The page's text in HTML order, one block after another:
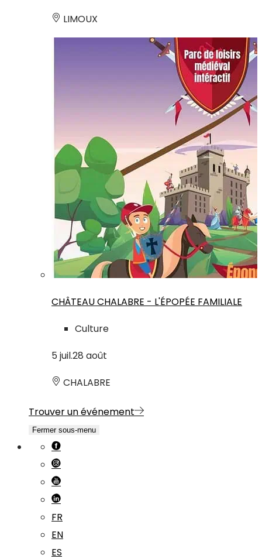
LIMOUX
CHÂTEAU CHALABRE - L'ÉPOPÉE FAMILIALE
Culture
5 juil.28 août
CHALABRE
Trouver un événement
Fermer sous-menu
FR
EN
ES